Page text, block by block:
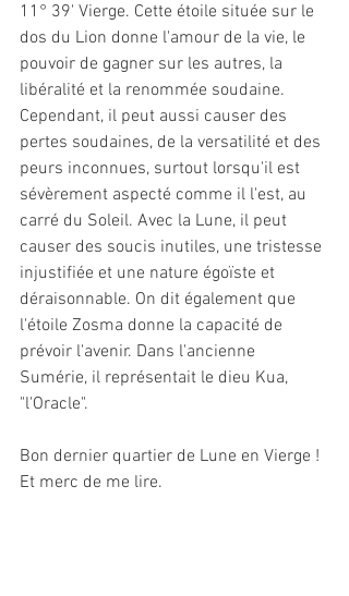
11° 39' Vierge. Cette étoile située sur le
dos du Lion donne l'amour de la vie, le
pouvoir de gagner sur les autres, la
libéralité et la renommée soudaine.
Cependant, il peut aussi causer des
pertes soudaines, de la versatilité et des
peurs inconnues, surtout lorsqu'il est
sévèrement aspecté comme il l'est, au
carré du Soleil. Avec la Lune, il peut
causer des soucis inutiles, une tristesse
injustifiée et une nature égoïste et
déraisonnable. On dit également que
l'étoile Zosma donne la capacité de
prévoir l'avenir. Dans l'ancienne
Sumérie, il représentait le dieu Kua,
"l'Oracle".
Bon dernier quartier de Lune en Vierge !
Et merc de me lire.